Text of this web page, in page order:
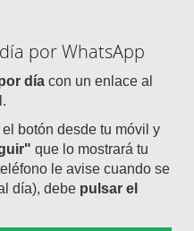
por WhatsApp
día con un enlace al
botón desde tu móvil y
que lo mostrará tu
le avise cuando se
día), debe pulsar el